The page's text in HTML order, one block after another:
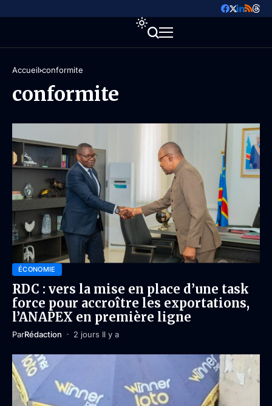
Accueil conformite
conformite
ÉCONOMIE
RDC : vers la mise en place d’une task
force pour accroître les exportations,
l’ANAPEX en première ligne
ParRédaction 2 jours Il y a